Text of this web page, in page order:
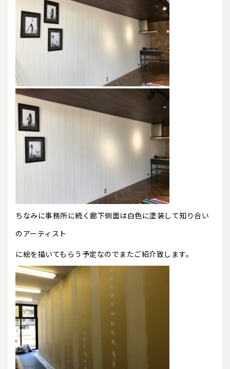
ちなみに事務所に続く廊下側面は白色に塗装して知り合い
のアーティスト
に絵を描いてもらう予定なのでまたご紹介致します。